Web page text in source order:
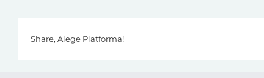
Share, Alege Platforma!